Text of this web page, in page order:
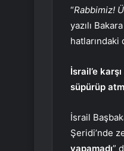
“Rabbimiz!
yazılı
hatlarındaki
İsrail’e
süpürüp
İsrail
Şeridi’nde
yapamadı”